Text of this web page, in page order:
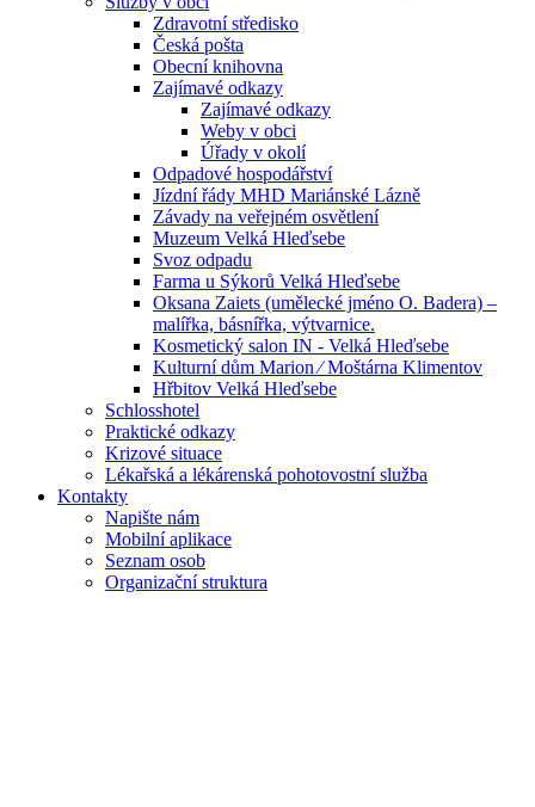
Zdravotní středisko
Česká pošta
Obecní knihovna
Zajímavé odkazy
Zajímavé odkazy
Weby v obci
Úřady v okolí
Odpadové hospodářství
Jízdní řády MHD Mariánské Lázně
Závady na veřejném osvětlení
Muzeum Velká Hleďsebe
Svoz odpadu
Farma u Sýkorů Velká Hleďsebe
Oksana Zaiets (umělecké jméno O. Badera) –
malířka, básnířka, výtvarnice.
Kosmetický salon IN - Velká Hleďsebe
Kulturní dům Marion ⁄ Moštárna Klimentov
Hřbitov Velká Hleďsebe
Schlosshotel
Praktické odkazy
Krizové situace
Lékařská a lékárenská pohotovostní služba
Kontakty
Napište nám
Mobilní aplikace
Seznam osob
Organizační struktura